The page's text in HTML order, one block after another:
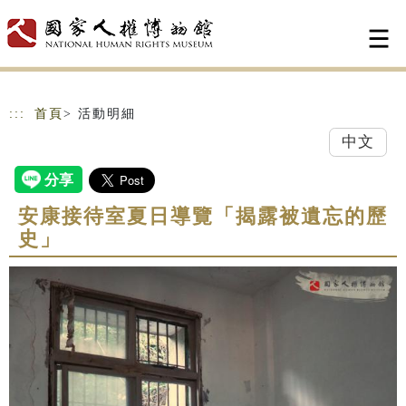
::: 首頁 > 活動明細
中文
安康接待室夏日導覽「揭露被遺忘的歷
史」